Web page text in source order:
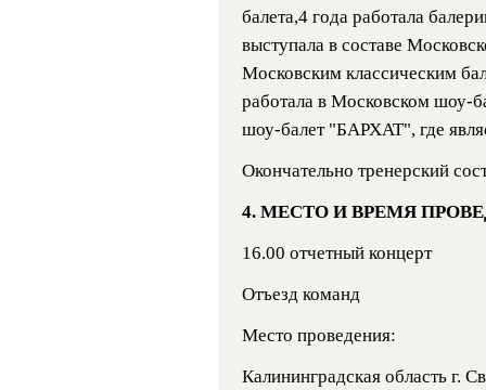
балета,4 года работала
выступала в составе
Московским классическим
работала в Московском шоу-
шоу-балет "БАРХАТ", где
Окончательно тренерский
4. МЕСТО И ВРЕМЯ
16.00 отчетный концерт
Отъезд команд
Место проведения:
Калининградская область г.